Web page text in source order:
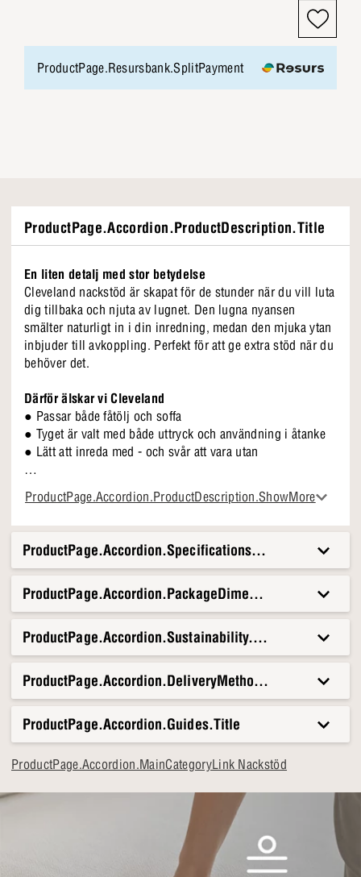
ProductPage.Resursbank.SplitPayment
ProductPage.Accordion.ProductDescription.Title
En liten detalj med stor betydelse
Cleveland nackstöd är skapat för de stunder när du vill luta
dig tillbaka och njuta av lugnet. Den lugna nyansen
smälter naturligt in i din inredning, medan den mjuka ytan
inbjuder till avkoppling. Perfekt för att ge extra stöd när du
behöver det.
Därför älskar vi Cleveland
● Passar både fåtölj och soffa
● Tyget är valt med både uttryck och användning i åtanke
● Lätt att inreda med - och svår att vara utan
Cleveland nackstöd är en detalj som gör stor skillnad i
vardagen. Den är skapad för att användas om och om igen,
och dess rundade former följer kroppens konturer. Oavsett
om det är för korta pauser eller långa kvällar, kommer detta
nackstöd snabbt att bli en fast del av din soffa eller fåtölj.
ProductPage.Accordion.ProductDescription.ShowMore
ProductPage.Accordion.Specifications.Title
ProductPage.Accordion.Sustainability.Title
ProductPage.Accordion.DeliveryMethods.Title
ProductPage.Accordion.Guides.Title
ProductPage.Accordion.MainCategoryLink Nackstöd